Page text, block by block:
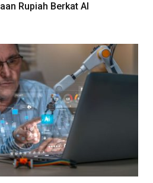
Rupiah Berkat AI